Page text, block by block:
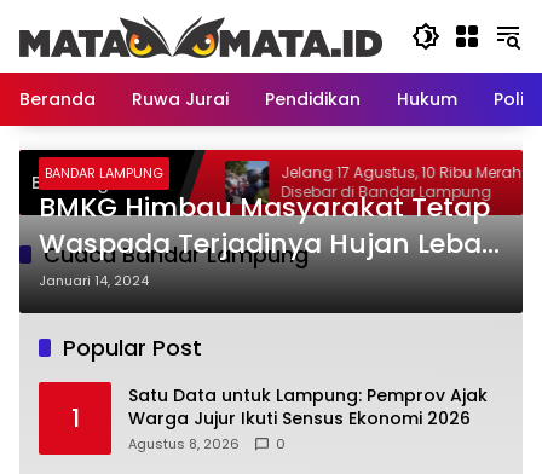
konten
Beranda
Ruwa Jurai Pendidikan Hukum
Breaking News
Pemprov Ajak
Sensus Ekonomi 2026
Jelang 17 Agustus, 10 Ribu Merah
Disebar di Bandar Lampung
Cuaca Bandar Lampung
BANDAR LAMPUNG
BMKG Himbau Masyarakat Tetap
Waspada Terjadinya Hujan Lebat
Di Sebagian Wilayah Bandar
Lampung
Januari 14, 2024
Popular Post
1
Satu Data untuk Lampung: Pemprov Ajak
Warga Jujur Ikuti Sensus Ekonomi 2026
Agustus 8, 2026 0